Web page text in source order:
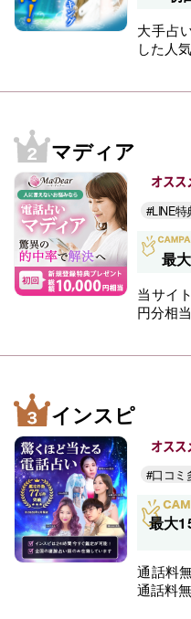
大手占
した人
マディア
オスス
#LINE特
最
当サイ
円分相
インスピ
オスス
#口コミ
最大
通話料
通話料